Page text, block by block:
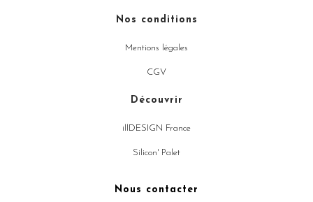
Nos conditions
Mentions légales
CGV
Découvrir
illDESIGN France
Silicon' Palet
Nous contacter